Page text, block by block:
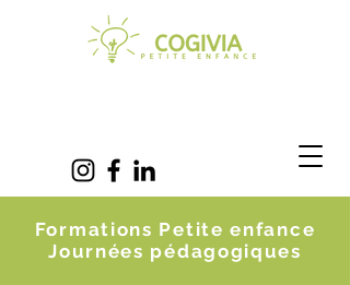
Formations Petite enfance
Journées pédagogiques